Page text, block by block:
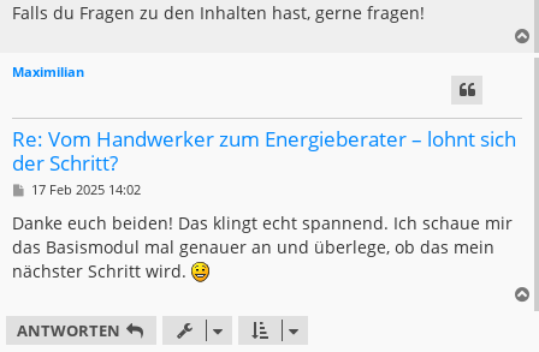
Falls du Fragen zu den Inhalten hast, gerne fragen!
Maximilian
Re: Vom Handwerker zum Energieberater – lohnt sich
der Schritt?
B
i
t
r
a
g
17 Feb 2025 14:02
Danke euch beiden! Das klingt echt spannend. Ich schaue mir
das Basismodul mal genauer an und überlege, ob das mein
nächster Schritt wird.
ANTWORTEN